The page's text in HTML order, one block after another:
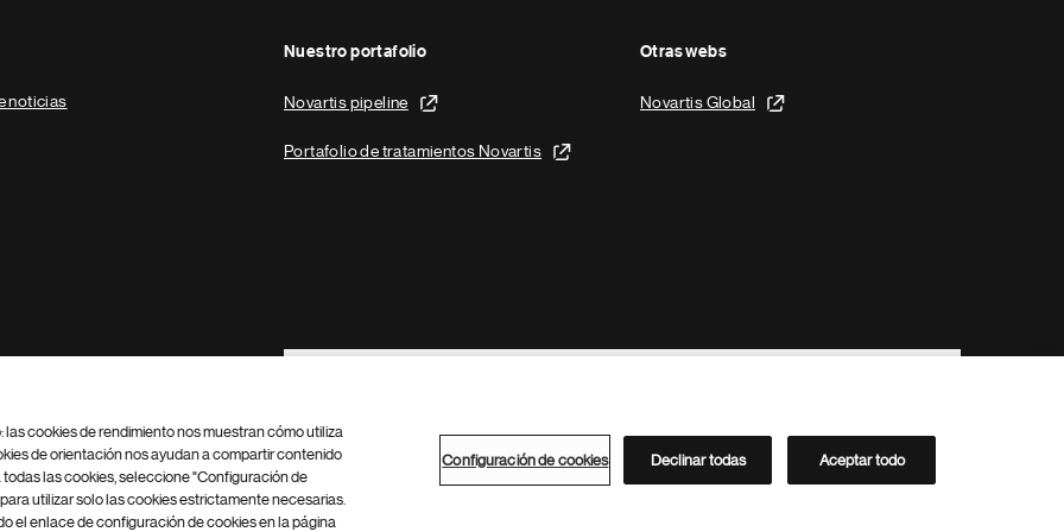
noticias
Nuestro portafolio
Novartis pipeline
Portafolio de tratamientos Novartis
Otras webs
Novartis Global
Footer Site Search
Configuración de cookies Mapa del sitio
Directorio de Novartis
cookies de rendimiento nos muestran cómo utiliza
de orientación nos ayudan a compartir contenido
las cookies, seleccione "Configuración de
utilizar solo las cookies estrictamente necesarias.
el enlace de configuración de cookies en la página
Configuración de cookies Declinar todas Aceptar todo